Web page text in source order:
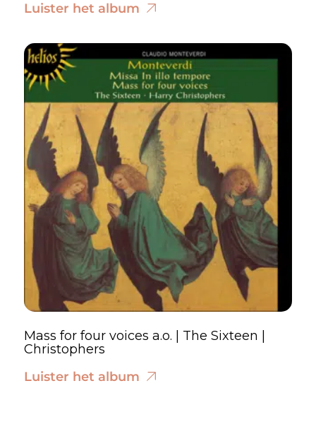
Luister het album
Mass for four voices a.o. | The Sixteen |
Christophers
Luister het album